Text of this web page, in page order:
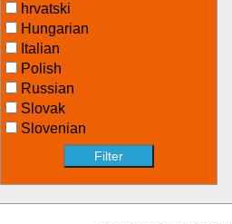
hrvatski
Hungarian
Italian
Polish
Russian
Slovak
Slovenian